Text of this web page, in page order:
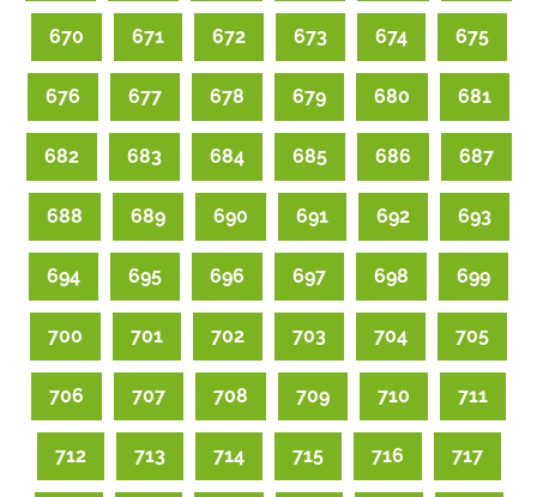
670 671 672 673 674 675
676 677 678 679 680 681
682 683 684 685 686 687
688 689 690 691 692 693
694 695 696 697 698 699
700 701 702 703 704 705
706 707 708 709 710 711
712 713 714 715 716 717